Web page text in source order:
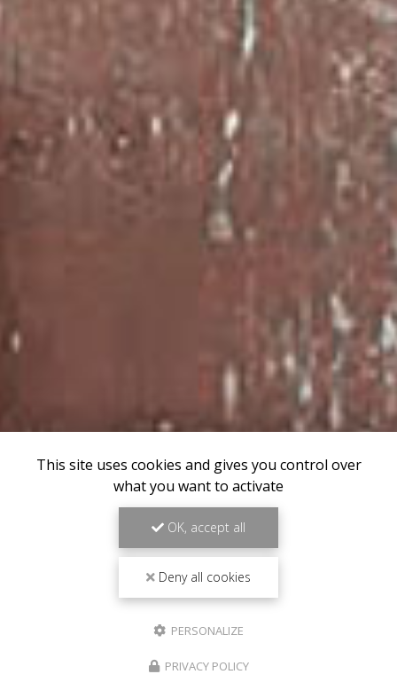
This site uses cookies and gives you control over
what you want to activate
OK, accept all
Deny all cookies
PERSONALIZE
PRIVACY POLICY